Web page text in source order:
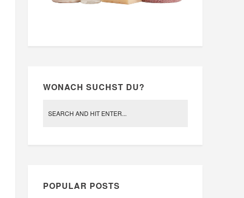
WONACH SUCHST DU?
POPULAR POSTS